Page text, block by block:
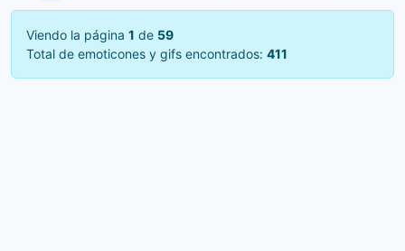
Viendo la página 1 de 59
Total de emoticones y gifs encontrados: 411